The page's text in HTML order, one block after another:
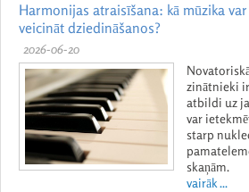
Harmonijas atraisīšana: kā mūzika
veicināt dziedināšanos?
2026-06-20
zinātnieki
atbildi uz
var
starp
skaņām.
vairāk ...